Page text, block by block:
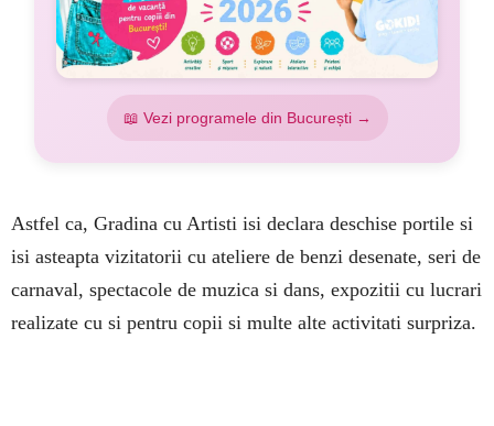
📖 Vezi programele din București →
Astfel ca, Gradina cu Artisti isi declara deschise portile si
isi asteapta vizitatorii cu ateliere de benzi desenate, seri de
carnaval, spectacole de muzica si dans, expozitii cu lucrari
realizate cu si pentru copii si multe alte activitati surpriza.